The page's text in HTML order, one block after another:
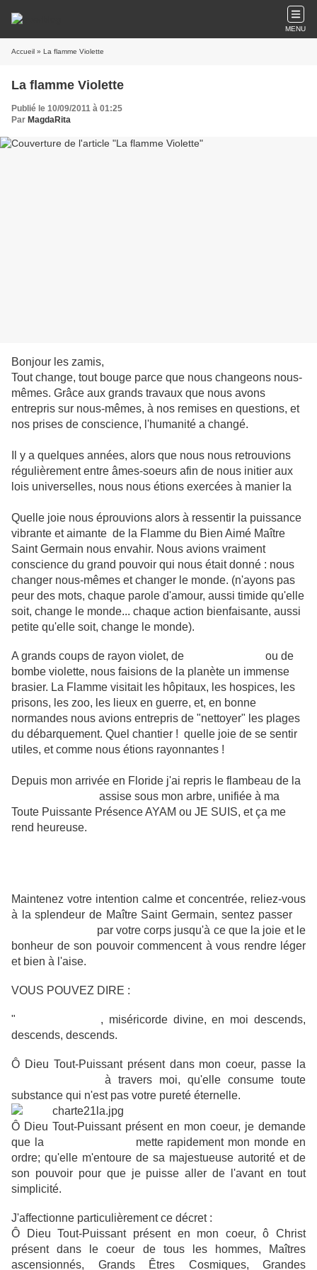
MENU
Accueil » La flamme Violette
La flamme Violette
Publié le 10/09/2011 à 01:25
Par MagdaRita
Bonjour les zamis,
Tout change, tout bouge parce que nous changeons nous-
mêmes. Grâce aux grands travaux que nous avons
entrepris sur nous-mêmes, à nos remises en questions, et
nos prises de conscience, l'humanité a changé.
Il y a quelques années, alors que nous nous retrouvions
régulièrement entre âmes-soeurs afin de nous initier aux
lois universelles, nous nous étions exercées à manier la
Quelle joie nous éprouvions alors à ressentir la puissance
vibrante et aimante de la Flamme du Bien Aimé Maître
Saint Germain nous envahir. Nous avions vraiment
conscience du grand pouvoir qui nous était donné : nous
changer nous-mêmes et changer le monde. (n'ayons pas
peur des mots, chaque parole d'amour, aussi timide qu'elle
soit, change le monde... chaque action bienfaisante, aussi
petite qu'elle soit, change le monde).
A grands coups de rayon violet, de
ou de
bombe violette, nous faisions de la planète un immense
brasier. La Flamme visitait les hôpitaux, les hospices, les
prisons, les zoo, les lieux en guerre, et, en bonne
normandes nous avions entrepris de "nettoyer" les plages
du débarquement. Quel chantier ! quelle joie de se sentir
utiles, et comme nous étions rayonnantes !
Depuis mon arrivée en Floride j'ai repris le flambeau de la
assise sous mon arbre, unifiée à ma
Toute Puissante Présence AYAM ou JE SUIS, et ça me
rend heureuse.
Maintenez votre intention calme et concentrée, reliez-vous
à la splendeur de Maître Saint Germain, sentez passer
par votre corps jusqu'à ce que la joie et le
bonheur de son pouvoir commencent à vous rendre léger
et bien à l'aise.
VOUS POUVEZ DIRE :
"
, miséricorde divine, en moi descends,
descends, descends.
Ô Dieu Tout-Puissant présent dans mon coeur, passe la
à travers moi, qu'elle consume toute
substance qui n'est pas votre pureté éternelle.
Ô Dieu Tout-Puissant présent en mon coeur, je demande
que la
mette rapidement mon monde en
ordre; qu'elle m'entoure de sa majestueuse autorité et de
son pouvoir pour que je puisse aller de l'avant en tout
simplicité.
J'affectionne particulièrement ce décret :
Ô Dieu Tout-Puissant présent en mon coeur, ô Christ
présent dans le coeur de tous les hommes, Maîtres
ascensionnés, Grands Êtres Cosmiques, Grandes